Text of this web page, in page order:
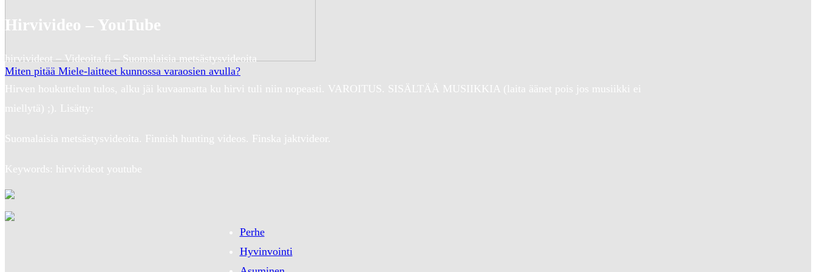
Miten pitää Miele-laitteet kunnossa varaosien avulla?
Hirvivideo – YouTube
hirvivideot – Videoita.fi – Suomalaisia metsästysvideoita
Hirven houkuttelun tulos, alku jäi kuvaamatta ku hirvi tuli niin nopeasti. VAROITUS. SISÄLTÄÄ MUSIIKKIA (laita äänet pois jos musiikki ei
miellytä) ;). Lisätty:
Suomalaisia metsästysvideoita. Finnish hunting videos. Finska jaktvideor.
Keywords: hirvivideot youtube
Perhe
Hyvinvointi